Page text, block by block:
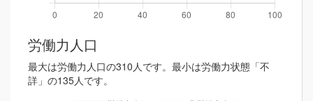
労働力人口
最大は労働力人口の310人です。最小は労働力状態「不
詳」の135人です。